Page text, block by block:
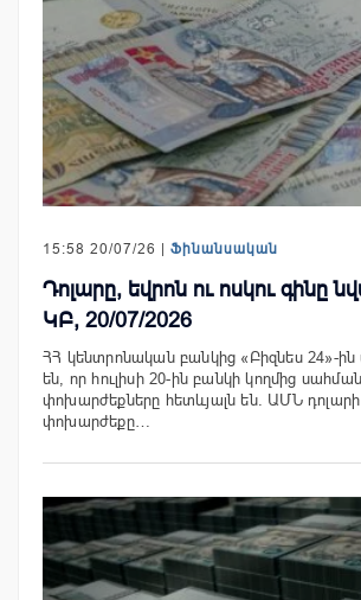
15:58 20/07/26 | Ֆինանսական
Դոլարը, եվրոն ու ոսկու գինը
ԿԲ, 20/07/2026
ՀՀ կենտրոնական բանկից «Բիզնես 24»-ին
են, որ հուլիսի 20-ին բանկի կողմից
փոխարժեքները հետևյալն են. ԱՄՆ դոլարի
փոխարժեքը…